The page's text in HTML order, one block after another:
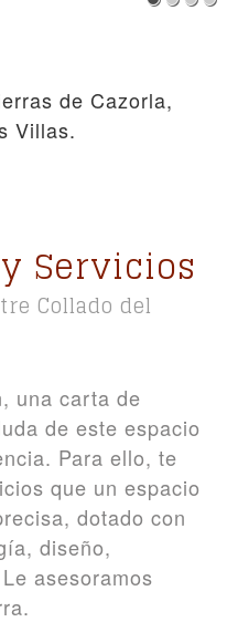
de Cazorla,
Villas.
Servicios
Collado del
una carta de
de este espacio
Para ello, te
que un espacio
dotado con
diseño,
asesoramos